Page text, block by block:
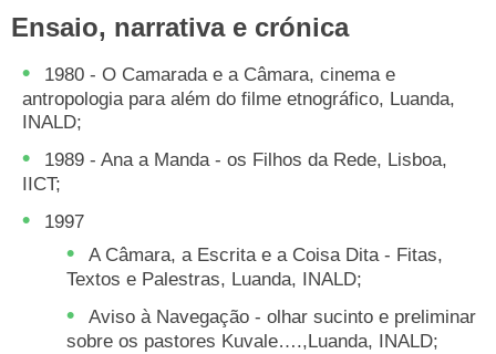
Ensaio, narrativa e crónica
1980 - O Camarada e a Câmara, cinema e
antropologia para além do filme etnográfico, Luanda,
INALD;
1989 - Ana a Manda - os Filhos da Rede, Lisboa,
IICT;
1997
A Câmara, a Escrita e a Coisa Dita - Fitas,
Textos e Palestras, Luanda, INALD;
Aviso à Navegação - olhar sucinto e preliminar
sobre os pastores Kuvale….,Luanda, INALD;